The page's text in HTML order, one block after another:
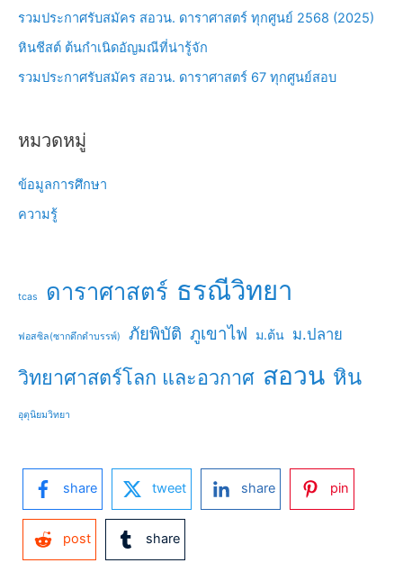
r
:
รวมประกาศรับสมัคร สอวน. ดาราศาสตร์ ทุกศูนย์ 2568 (2025)
หินชีสต์ ต้นกำเนิดอัญมณีที่น่ารู้จัก
รวมประกาศรับสมัคร สอวน. ดาราศาสตร์ 67 ทุกศูนย์สอบ
หมวดหมู่
ข้อมูลการศึกษา
ความรู้
tcas ดาราศาสตร์ ธรณีวิทยา
ฟอสซิล(ซากดึกดำบรรพ์) ภัยพิบัติ ภูเขาไฟ ม.ต้น ม.ปลาย
วิทยาศาสตร์โลก และอวกาศ สอวน หิน
อุตุนิยมวิทยา
share tweet share pin
post share